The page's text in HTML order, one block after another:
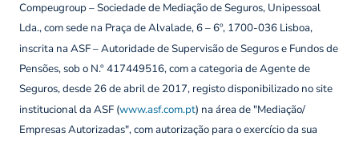
Compeugroup – Sociedade de Mediação de Seguros, Unipessoal
Lda., com sede na Praça de Alvalade, 6 – 6º, 1700-036 Lisboa,
inscrita na ASF – Autoridade de Supervisão de Seguros e Fundos de
Pensões, sob o N.º 417449516, com a categoria de Agente de
Seguros, desde 26 de abril de 2017, registo disponibilizado no site
institucional da ASF (www.asf.com.pt) na área de "Mediação/
Empresas Autorizadas", com autorização para o exercício da sua